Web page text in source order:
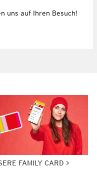
uns auf Ihren Besuch!
FAMILY CARD